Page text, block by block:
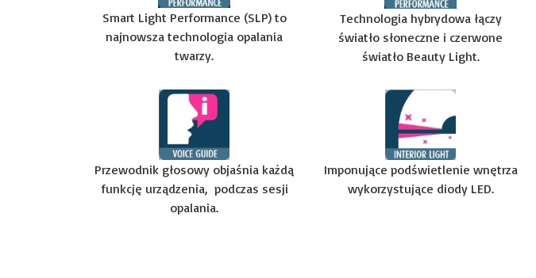
Smart Light Performance (SLP) to
najnowsza technologia opalania
twarzy.
Technologia hybrydowa łączy
światło słoneczne i czerwone
światło Beauty Light.
Przewodnik głosowy objaśnia każdą
funkcję urządzenia, podczas sesji
opalania.
Imponujące podświetlenie wnętrza
wykorzystujące diody LED.